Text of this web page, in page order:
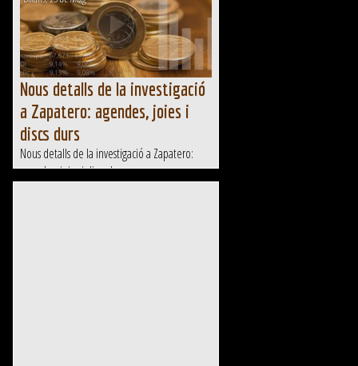
Nous detalls de la investigació
a Zapatero: agendes, joies i
discs durs
Nous detalls de la investigació a Zapatero:
agendes, joies i discs durs